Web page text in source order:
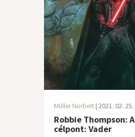
Müller Norbert | 2021. 02. 25.
Robbie Thompson: A
célpont: Vader